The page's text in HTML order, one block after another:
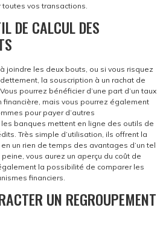
toutes vos transactions.
DE CALCUL DES
joindre les deux bouts, ou si vous risquez
la souscription à un rachat de
pourrez bénéficier d’une part d’un taux
mais vous pourrez également
pour payer d’autres
banques mettent en ligne des outils de
Très simple d’utilisation, ils offrent la
un rien de temps des avantages d’un tel
vous aurez un aperçu du coût de
la possibilité de comparer les
financiers.
UN REGROUPEMENT